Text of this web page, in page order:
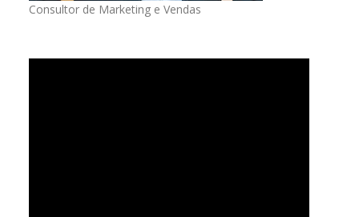
Consultor de Marketing e Vendas